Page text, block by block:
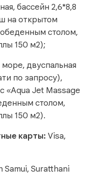
бассейн 2,6*8,8
на открытом
столом,
150 м2);
двуспальная
по запросу),
«Aqua Jet Massage
столом,
150 м2).
карты: Visa,
Samui, Suratthani